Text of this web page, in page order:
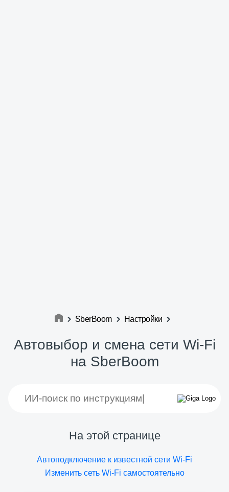
SberBoom Настройки
Автовыбор и смена сети Wi-Fi
на SberBoom
На этой странице
Автоподключение к известной сети Wi-Fi
Изменить сеть Wi-Fi самостоятельно